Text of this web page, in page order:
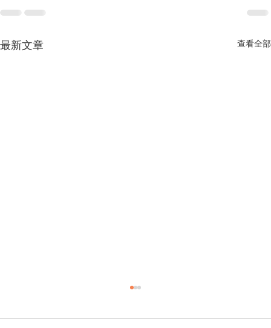
最新文章 查看全部